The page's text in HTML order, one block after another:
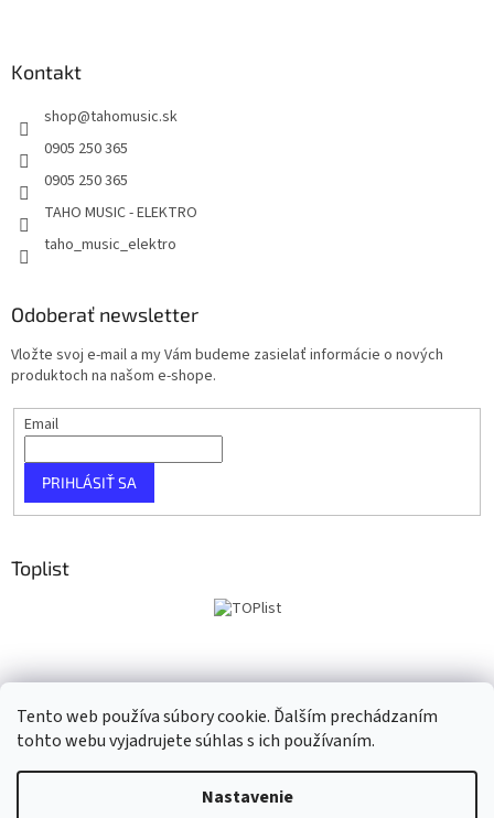
Tento web používa súbory cookie. Ďalším prechádzaním
tohto webu vyjadrujete súhlas s ich používaním.
Nastavenie
Kontakt
shop@tahomusic.sk
0905 250 365
0905 250 365
TAHO MUSIC - ELEKTRO
taho_music_elektro
Odoberať newsletter
Vložte svoj e-mail a my Vám budeme zasielať informácie o nových
produktoch na našom e-shope.
Email
PRIHLÁSIŤ SA
Toplist